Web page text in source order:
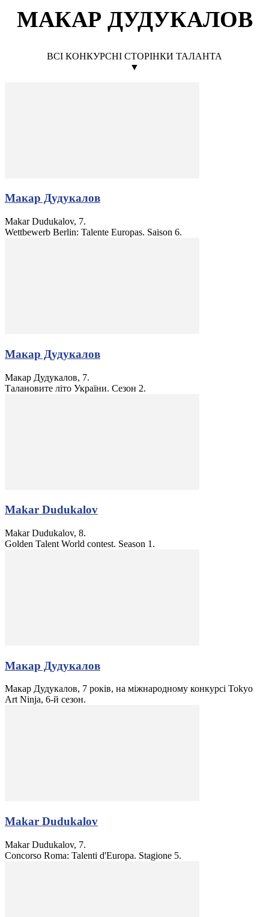
МАКАР ДУДУКАЛОВ
ВСІ КОНКУРСНІ СТОРІНКИ ТАЛАНТА
▼
Макар Дудукалов
Makar Dudukalov, 7.
Wettbewerb Berlin: Talente Europas. Saison 6.
Макар Дудукалов
Макар Дудукалов, 7.
Талановите літо України. Сезон 2.
Makar Dudukalov
Makar Dudukalov, 8.
Golden Talent World contest. Season 1.
Макар Дудукалов
Макар Дудукалов, 7 років, на міжнародному конкурсі Tokyo
Art Ninja, 6-й сезон.
Makar Dudukalov
Makar Dudukalov, 7.
Concorso Roma: Talenti d'Europa. Stagione 5.